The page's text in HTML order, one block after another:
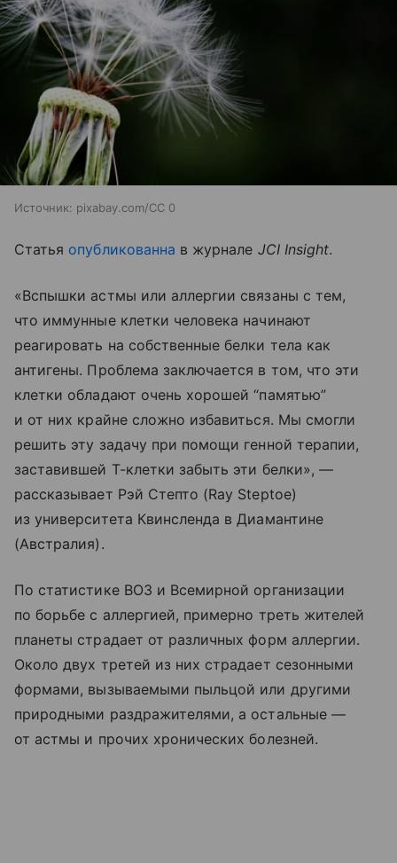
Источник: pixabay.com/CC 0
Статья опубликованна в журнале JCI Insight.
«Вспышки астмы или аллергии связаны с тем,
что иммунные клетки человека начинают
реагировать на собственные белки тела как
антигены. Проблема заключается в том, что эти
клетки обладают очень хорошей “памятью”
и от них крайне сложно избавиться. Мы смогли
решить эту задачу при помощи генной терапии,
заставившей Т-клетки забыть эти белки», —
рассказывает Рэй Степто (Ray Steptoe)
из университета Квинсленда в Диамантине
(Австралия).
По статистике ВОЗ и Всемирной организации
по борьбе с аллергией, примерно треть жителей
планеты страдает от различных форм аллергии.
Около двух третей из них страдает сезонными
формами, вызываемыми пыльцой или другими
природными раздражителями, а остальные —
от астмы и прочих хронических болезней.